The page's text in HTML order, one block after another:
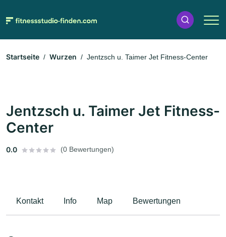
Startseite Wurzen Jentzsch u. Taimer Jet Fitness-Center
Jentzsch u. Taimer Jet Fitness-
Center
0.0 (0 Bewertungen)
Kontakt Info Map Bewertungen